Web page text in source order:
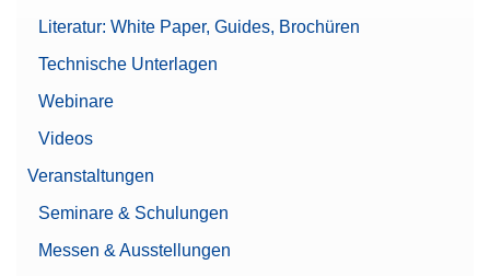
Literatur: White Paper, Guides, Brochüren
Technische Unterlagen
Webinare
Videos
Veranstaltungen
Seminare & Schulungen
Messen & Ausstellungen